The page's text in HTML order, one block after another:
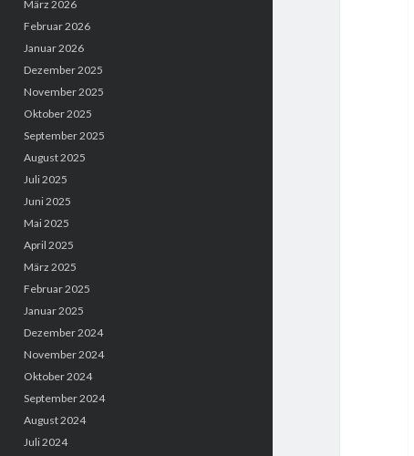
März 2026
Februar 2026
Januar 2026
Dezember 2025
November 2025
Oktober 2025
September 2025
August 2025
Juli 2025
Juni 2025
Mai 2025
April 2025
März 2025
Februar 2025
Januar 2025
Dezember 2024
November 2024
Oktober 2024
September 2024
August 2024
Juli 2024